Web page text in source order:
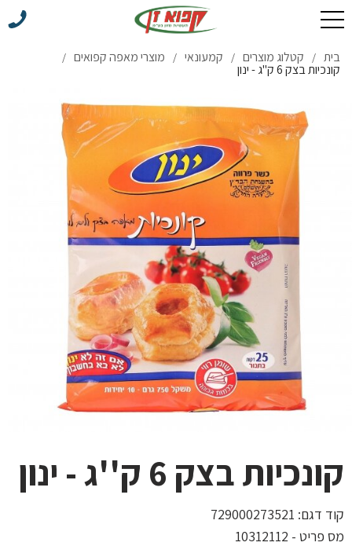
בית / קטלוג מוצרים / קמעונאי / מוצרי מאפה קפואים /
קונכיות בצק 6 ק''ג - ינון
קונכיות בצק 6 ק''ג - ינון
קוד דגם: 729000273521
מס פריט - 10312112